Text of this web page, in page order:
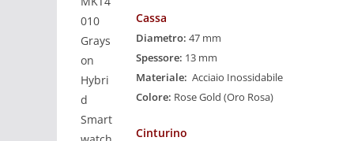
Cassa
Diametro: 47 mm
Spessore: 13 mm
Materiale: Acciaio Inossidabile
Colore: Rose Gold (Oro Rosa)
Cinturino